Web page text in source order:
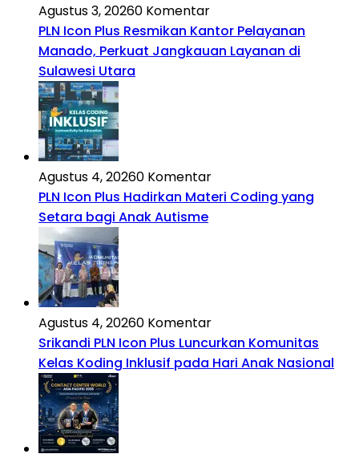
Agustus 3, 20260 Komentar
PLN Icon Plus Resmikan Kantor Pelayanan
Manado, Perkuat Jangkauan Layanan di
Sulawesi Utara
Agustus 4, 20260 Komentar
PLN Icon Plus Hadirkan Materi Coding yang
Setara bagi Anak Autisme
Agustus 4, 20260 Komentar
Srikandi PLN Icon Plus Luncurkan Komunitas
Kelas Koding Inklusif pada Hari Anak Nasional